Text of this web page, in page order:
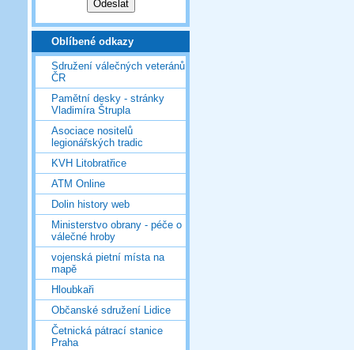
Oblíbené odkazy
Sdružení válečných veteránů
ČR
Pamětní desky - stránky
Vladimíra Štrupla
Asociace nositelů
legionářských tradic
KVH Litobratřice
ATM Online
Dolin history web
Ministerstvo obrany - péče o
válečné hroby
vojenská pietní místa na
mapě
Hloubkaři
Občanské sdružení Lidice
Četnická pátrací stanice
Praha